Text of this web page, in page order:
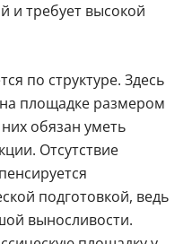
и требует высокой
по структуре. Здесь
на площадке размером
обязан уметь
Отсутствие
подготовкой, ведь
выносливости.